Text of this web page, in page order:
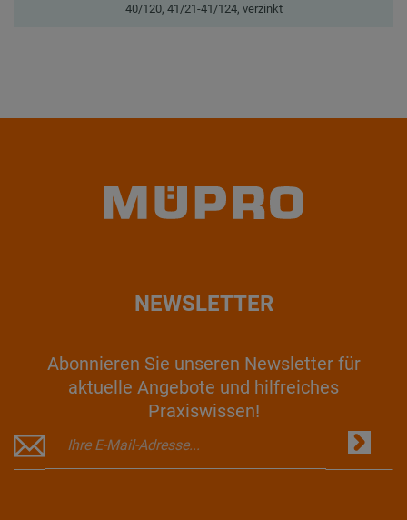
40/120, 41/21-41/124, verzinkt
NEWSLETTER
Abonnieren Sie unseren Newsletter für
aktuelle Angebote und hilfreiches
Praxiswissen!